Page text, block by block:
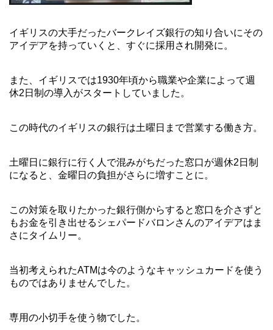
イギリスの大手だったバークレイズ銀行の知り合いにその
アイデアを持っていくと、すぐに採用され開発に。
また、イギリスでは1930年頃から職業や企業によって週
休2日制の導入がスタートしていました。
この時代のイギリスの銀行は土曜日まで営業する働き方。
土曜日に銀行に行く人で混みがちだった窓口が週休2日制
になると、金曜日の負担がさらに増すことに。
この対策を取りたかった銀行側からすると窓口を介さずと
もお金を引き出せるシェパードバロンさんのアイデアはま
さにタイムリー。
当初考えられたATMは今のようなキャッシュカードを使う
ものではありませんでした。
専用の小切手を使う物でした。